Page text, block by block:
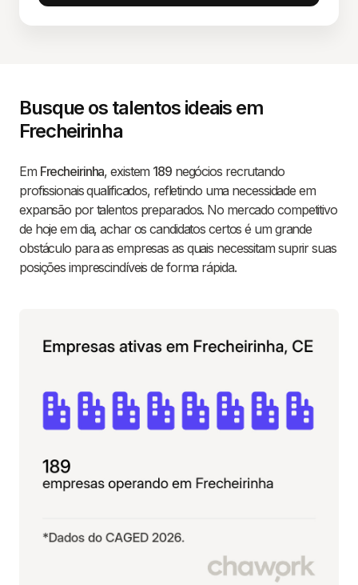
Busque os talentos ideais em
Frecheirinha
Em Frecheirinha, existem 189negócios recrutando
profissionais qualificados, refletindo uma necessidade em
expansão por talentos preparados. No mercado competitivo
de hoje em dia, achar os candidatos certos é um grande
obstáculo para as empresas as quais necessitam suprir suas
posições imprescindíveis de forma rápida.